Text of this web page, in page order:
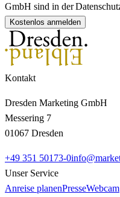
GmbH sind in der
Kostenlos anmelden
Kontakt
Dresden Marketing GmbH
Messering 7
01067 Dresden
+49 351 50173-0
Unser Service
Anreise planenPresseWebcam